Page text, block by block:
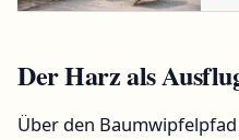
Der Harz als
Über den